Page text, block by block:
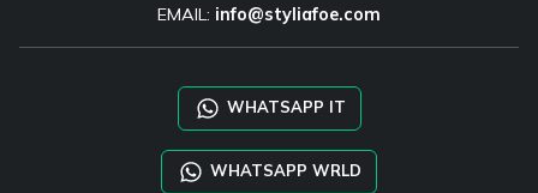
EMAIL: info@styliafoe.com
WHATSAPP IT
WHATSAPP WRLD